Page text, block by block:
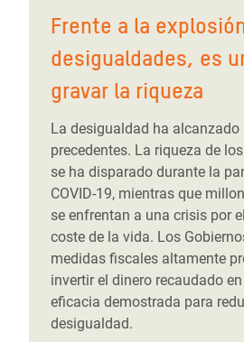
Frente a la
desigualdades, es
gravar la riqueza
La desigualdad ha alcanzado
precedentes. La riqueza de
se ha disparado durante la
COVID-19, mientras que
se enfrentan a una crisis por
coste de la vida. Los
medidas fiscales altamente
invertir el dinero recaudado
eficacia demostrada para
desigualdad.